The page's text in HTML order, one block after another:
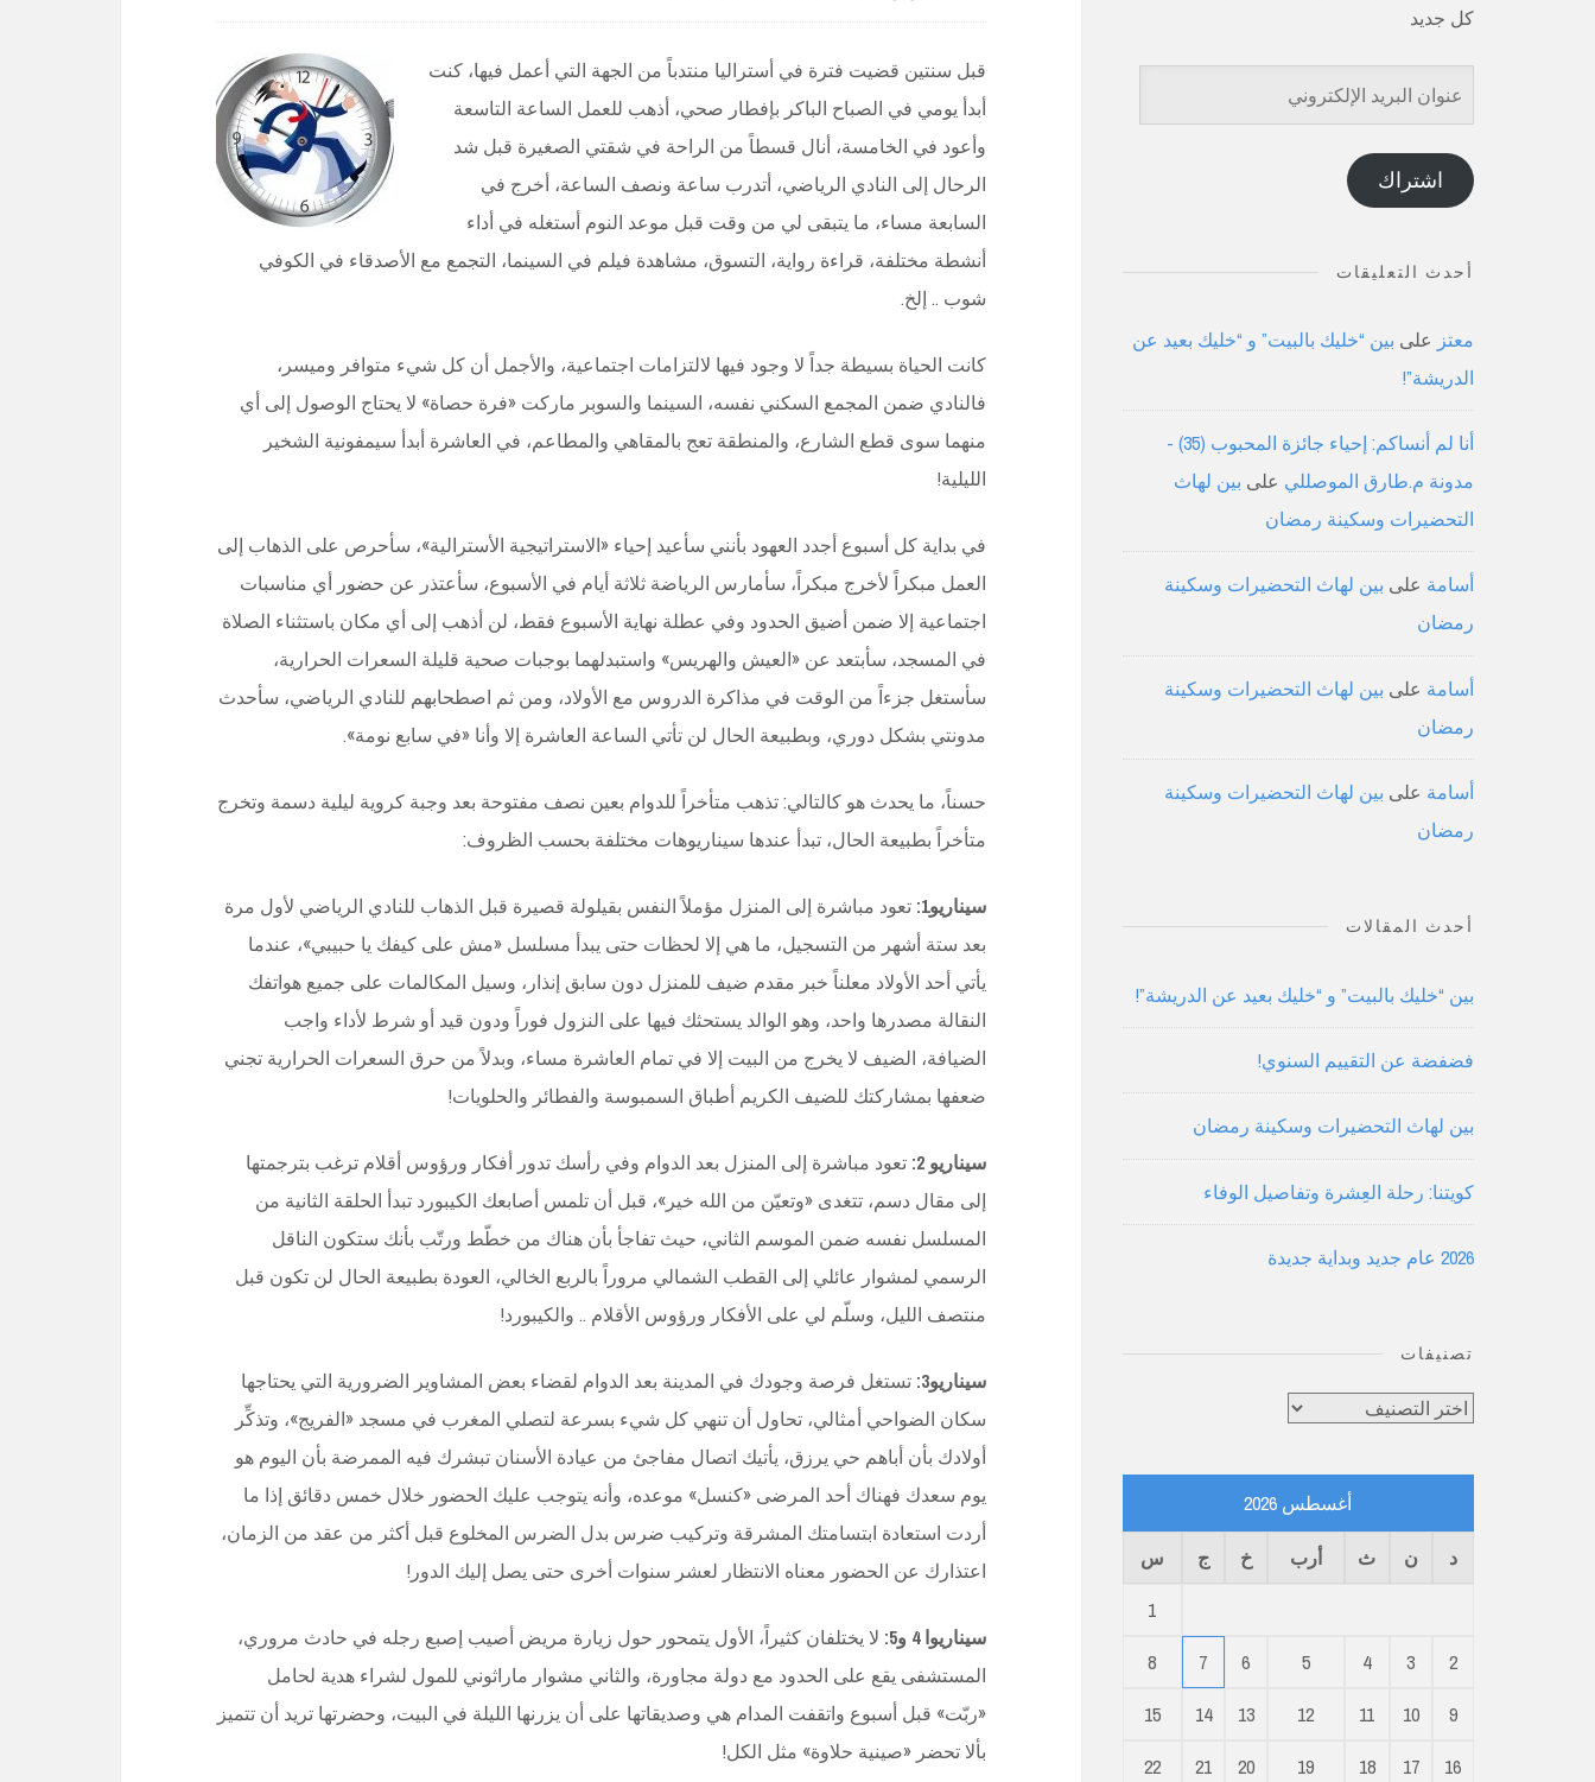
قبل سنتين قضيت فترة في أستراليا منتدباً من الجهة التي أعمل فيها، كنت
أبدأ يومي في الصباح الباكر بإفطار صحي، أذهب للعمل الساعة التاسعة
وأعود في الخامسة، أنال قسطاً من الراحة في شقتي الصغيرة قبل شد
الرحال إلى النادي الرياضي، أتدرب ساعة ونصف الساعة، أخرج في
السابعة مساء، ما يتبقى لي من وقت قبل موعد النوم أستغله في أداء
أنشطة مختلفة، قراءة رواية، التسوق، مشاهدة فيلم في السينما، التجمع مع الأصدقاء في الكوفي
شوب .. إلخ.
كانت الحياة بسيطة جداً لا وجود فيها لالتزامات اجتماعية، والأجمل أن كل شيء متوافر وميسر،
فالنادي ضمن المجمع السكني نفسه، السينما والسوبر ماركت «فرة حصاة» لا يحتاج الوصول إلى أي
منهما سوى قطع الشارع، والمنطقة تعج بالمقاهي والمطاعم، في العاشرة أبدأ سيمفونية الشخير
الليلية!
في بداية كل أسبوع أجدد العهود بأنني سأعيد إحياء «الاستراتيجية الأسترالية»، سأحرص على الذهاب إلى
العمل مبكراً لأخرج مبكراً، سأمارس الرياضة ثلاثة أيام في الأسبوع، سأعتذر عن حضور أي مناسبات
اجتماعية إلا ضمن أضيق الحدود وفي عطلة نهاية الأسبوع فقط، لن أذهب إلى أي مكان باستثناء الصلاة
في المسجد، سأبتعد عن «العيش والهريس» واستبدلهما بوجبات صحية قليلة السعرات الحرارية،
سأستغل جزءاً من الوقت في مذاكرة الدروس مع الأولاد، ومن ثم اصطحابهم للنادي الرياضي، سأحدث
مدونتي بشكل دوري، وبطبيعة الحال لن تأتي الساعة العاشرة إلا وأنا «في سابع نومة».
حسناً، ما يحدث هو كالتالي: تذهب متأخراً للدوام بعين نصف مفتوحة بعد وجبة كروية ليلية دسمة وتخرج
متأخراً بطبيعة الحال، تبدأ عندها سيناريوهات مختلفة بحسب الظروف:
سيناريو1:
تعود مباشرة إلى المنزل مؤملاً النفس بقيلولة قصيرة قبل الذهاب للنادي الرياضي لأول مرة
بعد ستة أشهر من التسجيل، ما هي إلا لحظات حتى يبدأ مسلسل «مش على كيفك يا حبيبي»، عندما
يأتي أحد الأولاد معلناً خبر مقدم ضيف للمنزل دون سابق إنذار، وسيل المكالمات على جميع هواتفك
النقالة مصدرها واحد، وهو الوالد يستحثك فيها على النزول فوراً ودون قيد أو شرط لأداء واجب
الضيافة، الضيف لا يخرج من البيت إلا في تمام العاشرة مساء، وبدلاً من حرق السعرات الحرارية تجني
ضعفها بمشاركتك للضيف الكريم أطباق السمبوسة والفطائر والحلويات!
سيناريو 2:
تعود مباشرة إلى المنزل بعد الدوام وفي رأسك تدور أفكار ورؤوس أقلام ترغب بترجمتها
إلى مقال دسم، تتغدى «وتعيّن من الله خير»، قبل أن تلمس أصابعك الكيبورد تبدأ الحلقة الثانية من
المسلسل نفسه ضمن الموسم الثاني، حيث تفاجأ بأن هناك من خطّط ورتّب بأنك ستكون الناقل
الرسمي لمشوار عائلي إلى القطب الشمالي مروراً بالربع الخالي، العودة بطبيعة الحال لن تكون قبل
منتصف الليل، وسلّم لي على الأفكار ورؤوس الأقلام .. والكيبورد!
سيناريو3:
تستغل فرصة وجودك في المدينة بعد الدوام لقضاء بعض المشاوير الضرورية التي يحتاجها
سكان الضواحي أمثالي، تحاول أن تنهي كل شيء بسرعة لتصلي المغرب في مسجد «الفريج»، وتذكِّر
أولادك بأن أباهم حي يرزق، يأتيك اتصال مفاجئ من عيادة الأسنان تبشرك فيه الممرضة بأن اليوم هو
يوم سعدك فهناك أحد المرضى «كنسل» موعده، وأنه يتوجب عليك الحضور خلال خمس دقائق إذا ما
أردت استعادة ابتسامتك المشرقة وتركيب ضرس بدل الضرس المخلوع قبل أكثر من عقد من الزمان،
اعتذارك عن الحضور معناه الانتظار لعشر سنوات أخرى حتى يصل إليك الدور!
سيناريوا 4 و5:
لا يختلفان كثيراً، الأول يتمحور حول زيارة مريض أصيب إصبع رجله في حادث مروري،
المستشفى يقع على الحدود مع دولة مجاورة، والثاني مشوار ماراثوني للمول لشراء هدية لحامل
«ربّت» قبل أسبوع واتقفت المدام هي وصديقاتها على أن يزرنها الليلة في البيت، وحضرتها تريد أن تتميز
بألا تحضر «صينية حلاوة» مثل الكل!
كل جديد
عنوان
البريد
الإلكتروني
اشتراك
أحدث التعليقات
معتز على بين “خليك بالبيت” و “خليك بعيد عن
الدريشة”!
أنا لم أنساكم: إحياء جائزة المحبوب (35) -
مدونة م.طارق الموصللي على بين لهاث
التحضيرات وسكينة رمضان
أسامة على بين لهاث التحضيرات وسكينة
رمضان
أسامة على بين لهاث التحضيرات وسكينة
رمضان
أسامة على بين لهاث التحضيرات وسكينة
رمضان
أحدث المقالات
بين “خليك بالبيت” و “خليك بعيد عن الدريشة”!
فضفضة عن التقييم السنوي!
بين لهاث التحضيرات وسكينة رمضان
كويتنا: رحلة العِشرة وتفاصيل الوفاء
2026 عام جديد وبداية جديدة
تصنيفات
تصنيفات
أغسطس 2026
د ن ث أرب خ ج
س
1
2
3
4
5
6
7
8
9
10
11
12
13
14
15
16
17
18
19
20
21
22